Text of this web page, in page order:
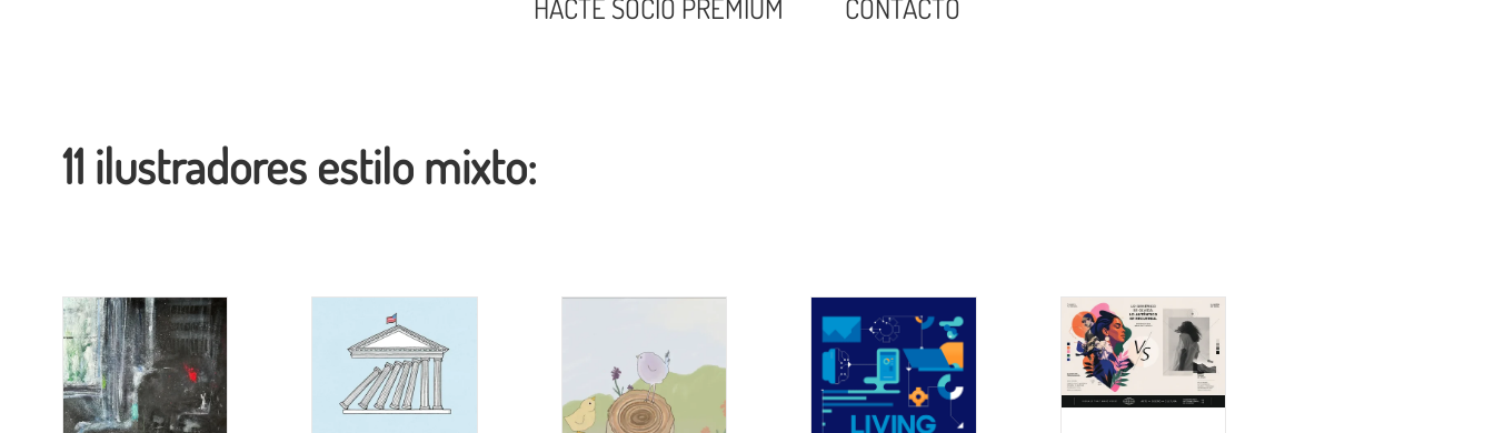
HACTE SOCIO PREMIUM
CONTACTO
11 ilustradores estilo mixto: